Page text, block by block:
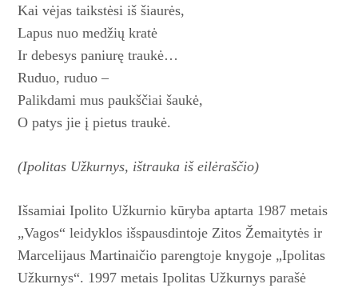
Kai vėjas taikstėsi iš šiaurės,
Lapus nuo medžių kratė
Ir debesys paniurę traukė…
Ruduo, ruduo –
Palikdami mus paukščiai šaukė,
O patys jie į pietus traukė.
(Ipolitas Užkurnys, ištrauka iš eilėraščio)
Išsamiai Ipolito Užkurnio kūryba aptarta 1987 metais
„Vagos“ leidyklos išspausdintoje Zitos Žemaitytės ir
Marcelijaus Martinaičio parengtoje knygoje „Ipolitas
Užkurnys“. 1997 metais Ipolitas Užkurnys parašė